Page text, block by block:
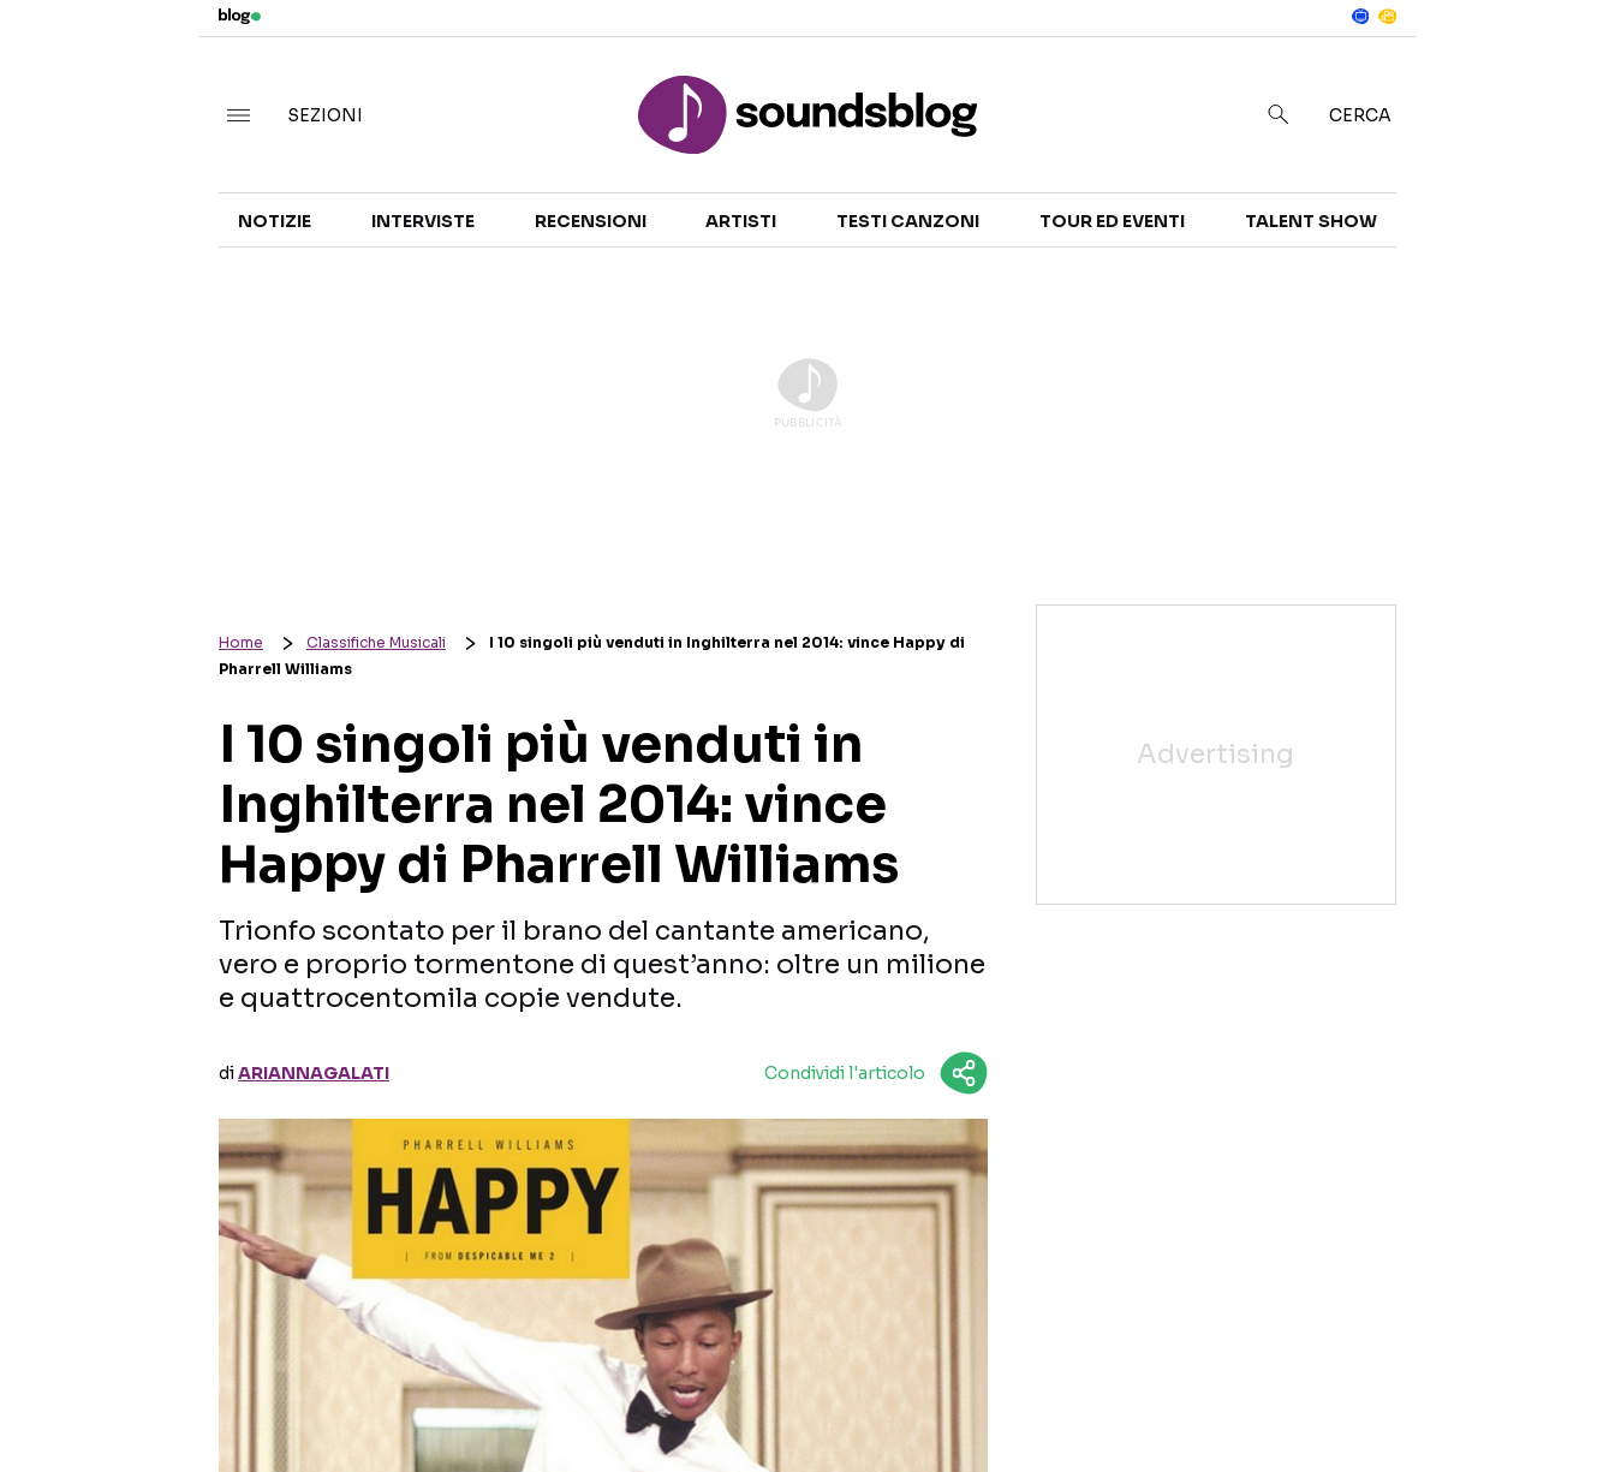
TALENT SHOW
SEZIONI CERCA
NOTIZIE INTERVISTE RECENSIONI ARTISTI TESTI CANZONI TOUR ED EVENTI TALENT SHOW
Home Classifiche Musicali
I 10 singoli più venduti in Inghilterra nel 2014: vince Happy di
Pharrell Williams
I 10 singoli più venduti in
Inghilterra nel 2014: vince
Happy di Pharrell Williams
Trionfo scontato per il brano del cantante americano,
vero e proprio tormentone di quest’anno: oltre un milione
e quattrocentomila copie vendute.
diARIANNAGALATI Condividi l'articolo